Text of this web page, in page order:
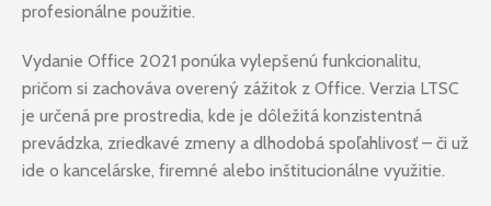
profesionálne použitie.
Vydanie Office 2021 ponúka vylepšenú funkcionalitu,
pričom si zachováva overený zážitok z Office. Verzia LTSC
je určená pre prostredia, kde je dôležitá konzistentná
prevádzka, zriedkavé zmeny a dlhodobá spoľahlivosť – či už
ide o kancelárske, firemné alebo inštitucionálne využitie.